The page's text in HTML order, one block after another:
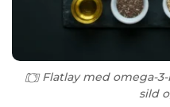
Flatlay med omega-
sild